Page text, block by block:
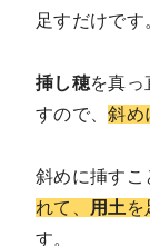
足すだけです
挿し穂を真っ
すので、斜め
斜めに挿すこ
れて、
用土 を
す。